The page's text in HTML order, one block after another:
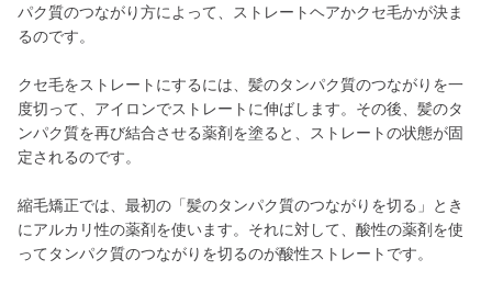
パク質のつながり方によって、ストレートヘアかクセ毛かが決ま
るのです。
クセ毛をストレートにするには、髪のタンパク質のつながりを一
度切って、アイロンでストレートに伸ばします。その後、髪のタ
ンパク質を再び結合させる薬剤を塗ると、ストレートの状態が固
定されるのです。
縮毛矯正では、最初の「髪のタンパク質のつながりを切る」とき
にアルカリ性の薬剤を使います。それに対して、酸性の薬剤を使
ってタンパク質のつながりを切るのが酸性ストレートです。